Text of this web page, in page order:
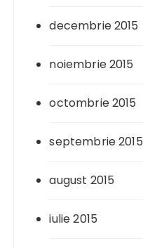
decembrie 2015
noiembrie 2015
octombrie 2015
septembrie 2015
august 2015
iulie 2015